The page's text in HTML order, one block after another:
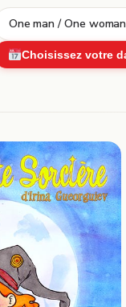
One man / One
Choisissez votre